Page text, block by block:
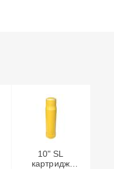
10" SL
картридж